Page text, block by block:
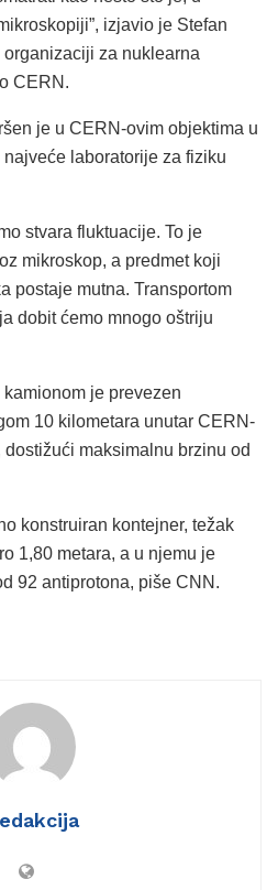
izjavio je Stefan
za nuklearna
CERN.
je u CERN-ovim objektima u
laboratorije za fiziku
stvara fluktuacije. To je
mikroskop, a predmet koji
postaje mutna. Transportom
dobit ćemo mnogo oštriju
je prevezen
10 kilometara unutar CERN-
maksimalnu brzinu od
konstruiran kontejner, težak
1,80 metara, a u njemu je
92 antiprotona, piše CNN.